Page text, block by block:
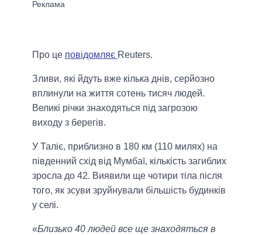
Про це повідомляє Reuters.
Зливи, які йдуть вже кілька днів, серйозно
вплинули на життя сотень тисяч людей.
Великі річки знаходяться під загрозою
виходу з берегів.
У Таліє, приблизно в 180 км (110 милях) на
південний схід від Мумбаї, кількість загиблих
зросла до 42. Виявили ще чотири тіла після
того, як зсуви зруйнували більшість будинків
у селі.
«Близько 40 людей все ще знаходяться в